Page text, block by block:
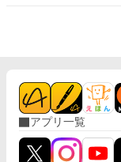
アプリ一覧